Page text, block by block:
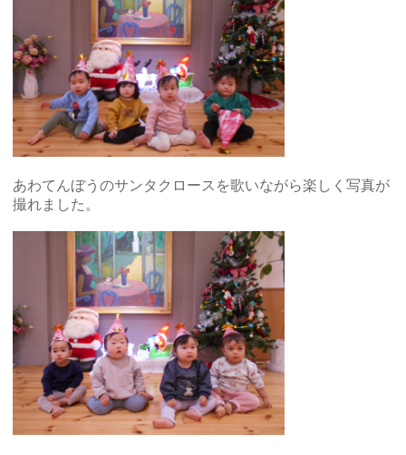
あわてんぼうのサンタクロースを歌いながら楽しく写真が
撮れました。